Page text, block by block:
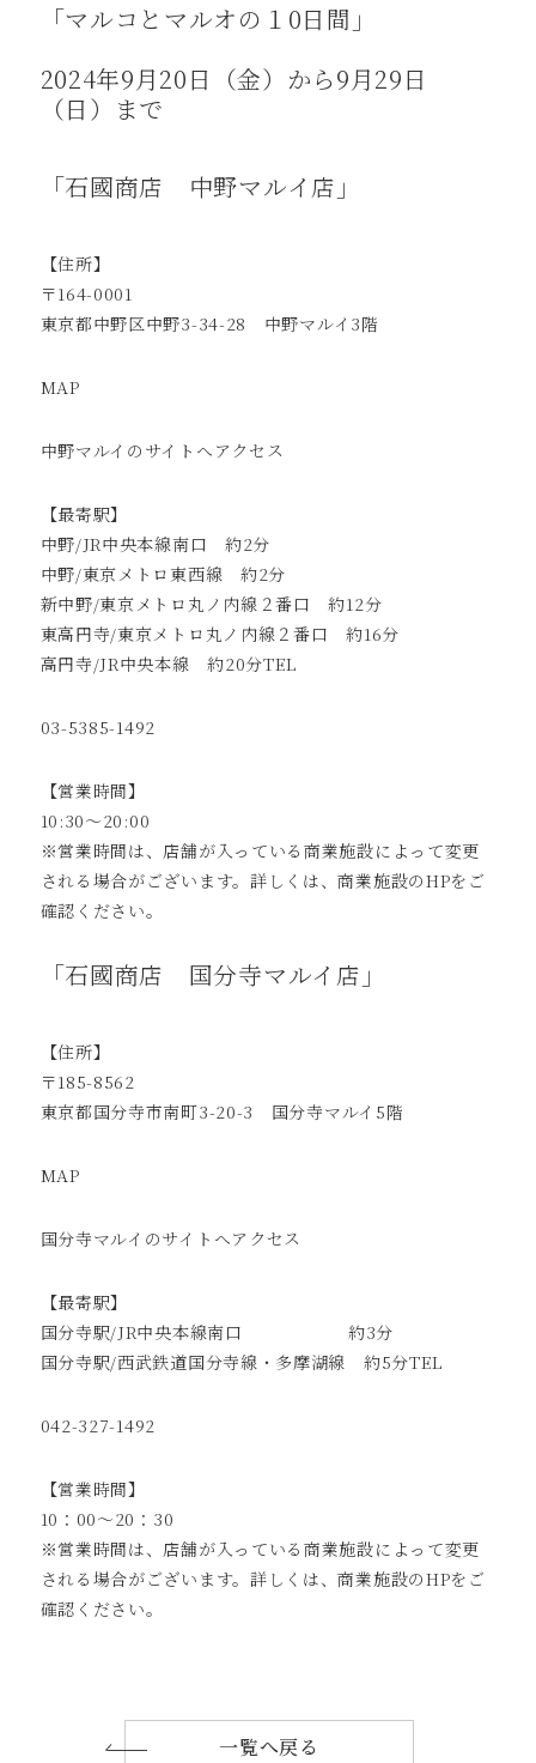
「マルコとマルオの１0日間」
2024年9月20日（金）から9月29日
（日）まで
「石國商店 中野マルイ店」
【住所】
〒164-0001
東京都中野区中野3-34-28 中野マルイ3階
MAP
中野マルイのサイトへ アクセス
【最寄駅】
中野/JR中央本線南口 約2分
中野/東京メトロ東西線 約2分
新中野/東京メトロ丸ノ内線２番口 約12分
東高円寺/東京メトロ丸ノ内線２番口 約16分
高円寺/JR中央本線 約20分TEL
03-5385-1492
【営業時間】
10:30～20:00
※営業時間は、店舗が入っている商業施設によって変更
される場合がございます。詳しくは、商業施設のHPをご
確認ください。
「石國商店 国分寺マルイ店」
【住所】
〒185-8562
東京都国分寺市南町3-20-3 国分寺マルイ5階
MAP
国分寺マルイのサイトへアクセス
【最寄駅】
国分寺駅/JR中央本線南口 約3分
国分寺駅/西武鉄道国分寺線・多摩湖線 約5分TEL
042-327-1492
【営業時間】
10：00～20：30
※営業時間は、店舗が入っている商業施設によって変更
される場合がございます。詳しくは、商業施設のHPをご
確認ください。
一覧へ戻る